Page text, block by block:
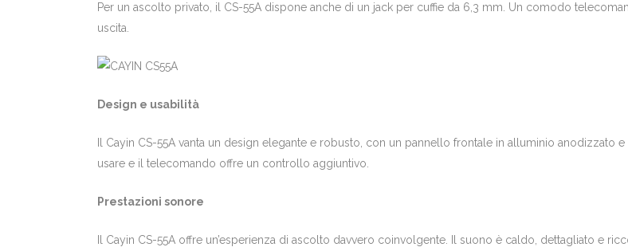
Per un ascolto privato, il CS-55A dispone anche di un jack per cuffie da 6,3 mm. Un comodo
uscita.
Design e usabilità
Il Cayin CS-55A vanta un design elegante e robusto, con un pannello frontale in alluminio
usare e il telecomando offre un controllo aggiuntivo.
Prestazioni sonore
Il Cayin CS-55A offre un’esperienza di ascolto davvero coinvolgente. Il suono è caldo, dettagliato e